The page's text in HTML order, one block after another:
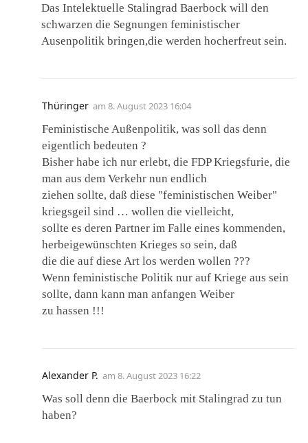
Das Intelektuelle Stalingrad Baerbock will den
schwarzen die Segnungen feministischer
Ausenpolitik bringen,die werden hocherfreut sein.
Thüringer am 8. August 2023 16:04
Feministische Außenpolitik, was soll das denn
eigentlich bedeuten ?
Bisher habe ich nur erlebt, die FDP Kriegsfurie, die
man aus dem Verkehr nun endlich
ziehen sollte, daß diese "feministischen Weiber"
kriegsgeil sind … wollen die vielleicht,
sollte es deren Partner im Falle eines kommenden,
herbeigewünschten Krieges so sein, daß
die die auf diese Art los werden wollen ???
Wenn feministische Politik nur auf Kriege aus sein
sollte, dann kann man anfangen Weiber
zu hassen !!!
Alexander P. am 8. August 2023 16:22
Was soll denn die Baerbock mit Stalingrad zu tun
haben?